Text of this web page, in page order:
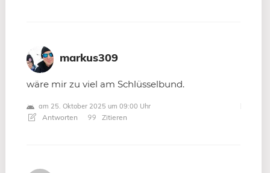
markus309
wäre mir zu viel am Schlüsselbund.
am 25. Oktober 2025 um 09:00 Uhr
Antworten Zitieren